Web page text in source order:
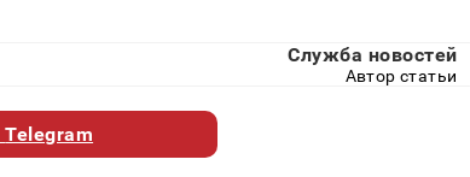
Служба новостей
Автор статьи
Telegram